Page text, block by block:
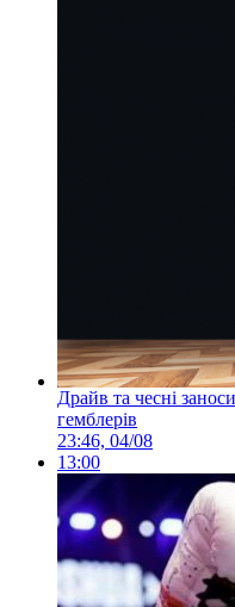
Драйв та чесні
гемблерів
23:46, 04/08
13:00